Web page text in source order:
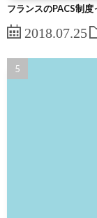
フランスのPACS制
2018.07.25